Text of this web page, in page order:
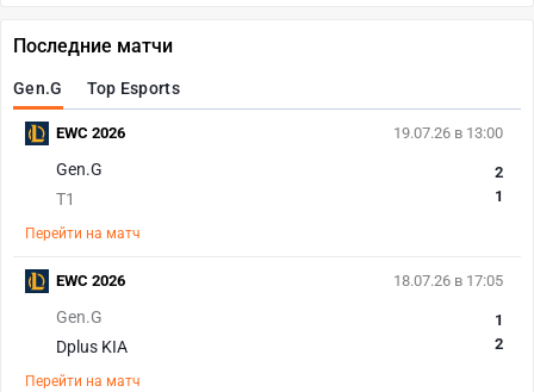
Последние матчи
Gen.G Top Esports
19.07.26 в 13:00
Gen.G
T1
2
1
Перейти на матч
EWC 2026
18.07.26 в 17:05
Gen.G
Dplus KIA
1
2
Перейти на матч
EWC 2026